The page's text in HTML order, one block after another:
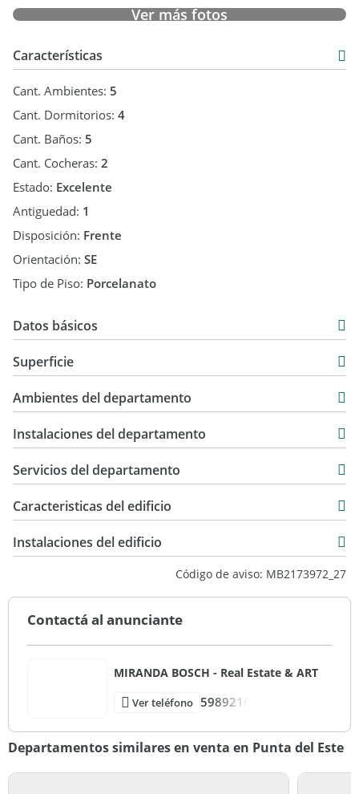
Gastos aproximados:
-Gastos comunes: USD 1300 mensuales
Ver más fotos
Características
Cant. Ambientes: 5
Cant. Dormitorios: 4
Cant. Baños: 5
Cant. Cocheras: 2
Estado: Excelente
Antiguedad: 1
Disposición: Frente
Orientación: SE
Tipo de Piso: Porcelanato
Datos básicos
Venta
Superficie
236 m2
Ambientes del departamento
Instalaciones del departamento
Servicios del departamento
Caracteristicas del edificio
4
Primera Categoria
Instalaciones del edificio
Código de aviso: MB2173972_27
Contactá al anunciante
MIRANDA BOSCH - Real Estate & ART
Ver teléfono 5989216
Departamentos similares en venta en Punta del Este